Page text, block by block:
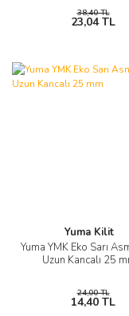
38,40 TL
23,04 TL
Yuma Kilit
Yuma YMK Eko Sarı
Uzun Kancalı 25
24,00 TL
14,40 TL